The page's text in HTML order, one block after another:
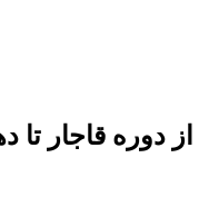
قاجار تا